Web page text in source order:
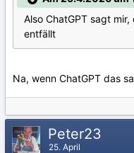
Also ChatGPT sagt
entfällt
Na, wenn ChatGPT das
Peter23
25. April